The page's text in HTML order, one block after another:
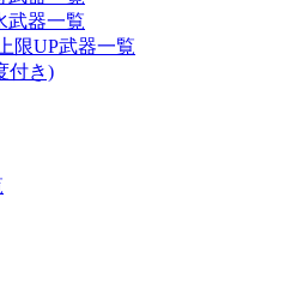
武器一覧
限UP武器一覧
付き)